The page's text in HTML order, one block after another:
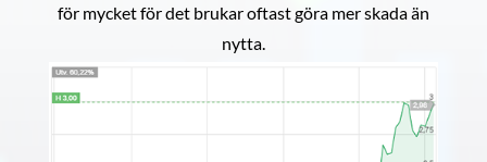
för mycket för det brukar oftast göra mer skada än
nytta.